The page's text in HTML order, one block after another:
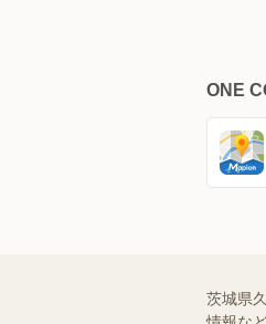
ONE
茨城県